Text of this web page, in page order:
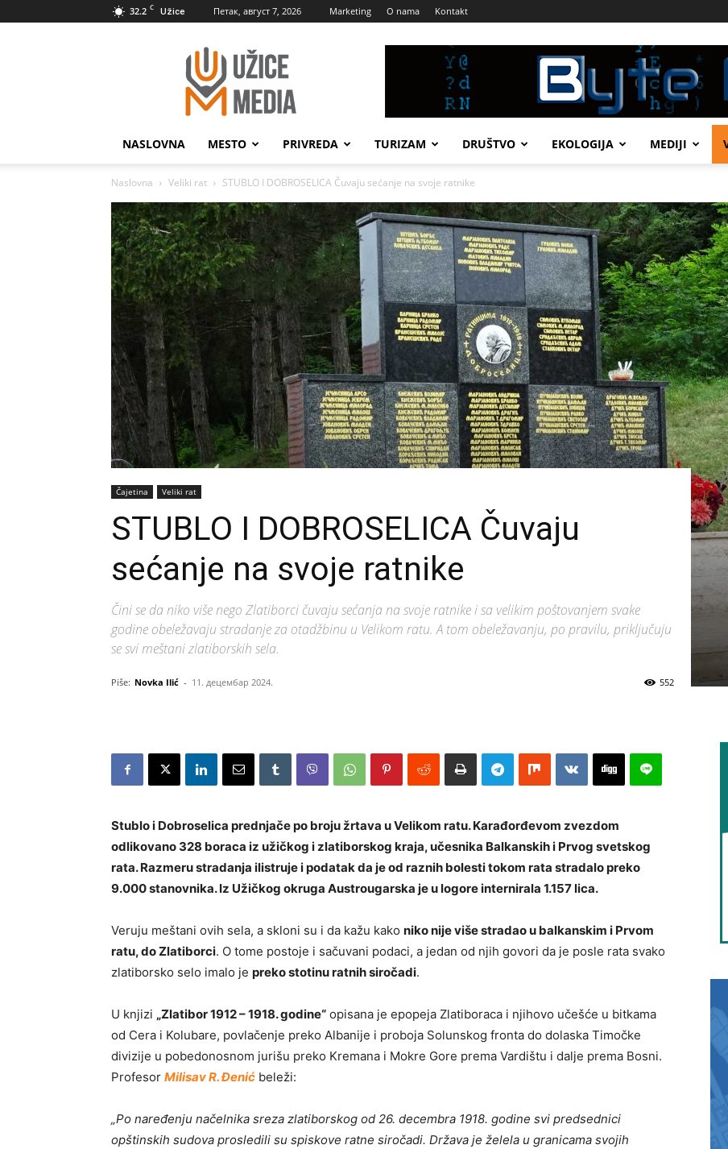
32.2 C Užice Петак, август 7, 2026 Marketing O nama Kontakt
UžiceMedia
NASLOVNA MESTO PRIVREDA TURIZAM DRUŠTVO EKOLOGIJA MEDIJI
Naslovna Veliki rat STUBLO I DOBROSELICA Čuvaju sećanje na svoje ratnike
Čajetina Veliki rat
STUBLO I DOBROSELICA Čuvaju
sećanje na svoje ratnike
Čini se da niko više nego Zlatiborci čuvaju sećanja na svoje ratnike i sa velikim poštovanjem svake
godine obeležavaju stradanje za otadžbinu u Velikom ratu. A tom obeležavanju, po pravilu, priključuju
se svi meštani zlatiborskih sela.
Piše: Novka Ilić - 11. децембар 2024. 552
Stublo i Dobroselica prednjače po broju žrtava u Velikom ratu. Karađorđevom zvezdom
odlikovano 328 boraca iz užičkog i zlatiborskog kraja, učesnika Balkanskih i Prvog svetskog
rata. Razmeru stradanja ilistruje i podatak da je od raznih bolesti tokom rata stradalo preko
9.000 stanovnika. Iz Užičkog okruga Austrougarska je u logore internirala 1.157 lica.
Veruju meštani ovih sela, a skloni su i da kažu kako niko nije više stradao u balkanskim i Prvom
ratu, do Zlatiborci. O tome postoje i sačuvani podaci, a jedan od njih govori da je posle rata svako
zlatiborsko selo imalo je preko stotinu ratnih siročadi.
U knjizi „Zlatibor 1912 – 1918. godine“ opisana je epopeja Zlatiboraca i njihovo učešće u bitkama
od Cera i Kolubare, povlačenje preko Albanije i proboja Solunskog fronta do dolaska Timočke
divizije u pobedonosnom jurišu preko Kremana i Mokre Gore prema Vardištu i dalje prema Bosni.
Profesor Milisav R. Đenić beleži:
„Po naređenju načelnika sreza zlatiborskog od 26. decembra 1918. godine svi predsednici
opštinskih sudova prosledili su spiskove ratne siročadi. Država je želela u granicama svojih